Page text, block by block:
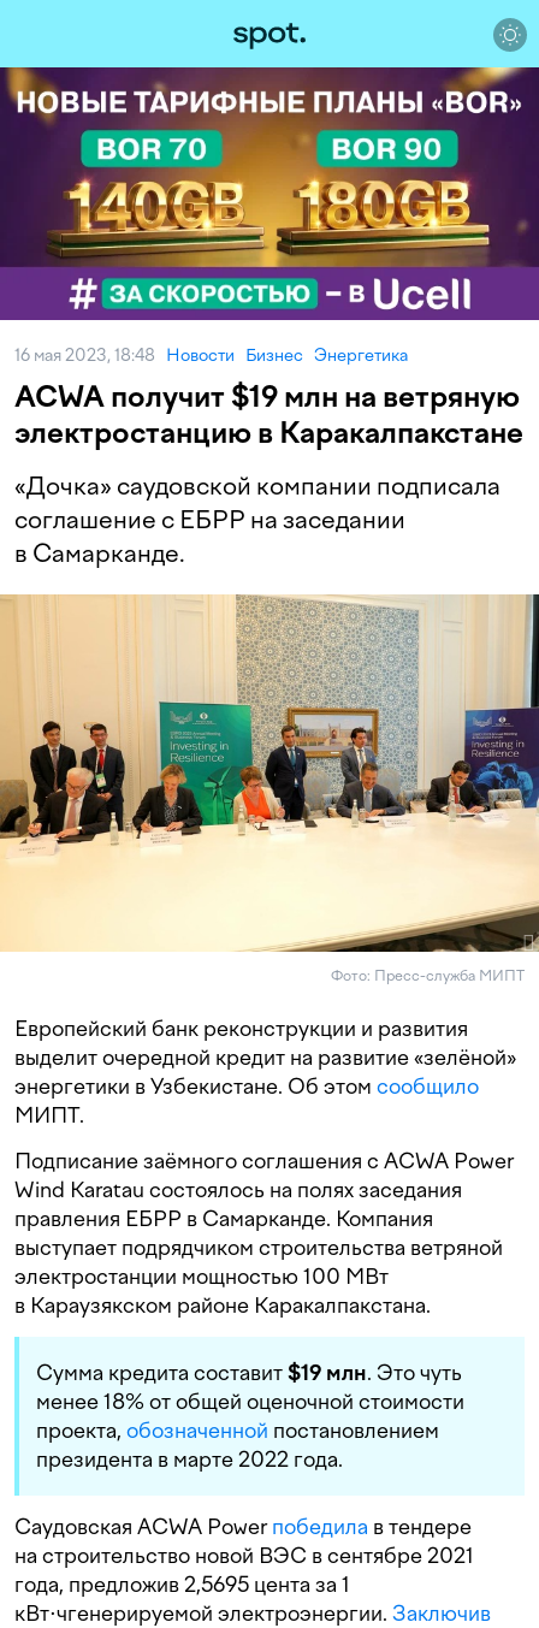
16 мая 2023, 18:48 Новости Бизнес Энергетика
ACWA получит $19 млн на ветряную
электростанцию в Каракалпакстане
«Дочка» саудовской компании подписала
соглашение с ЕБРР на заседании
в Самарканде.
Фото: Пресс-служба МИПТ
Европейский банк реконструкции и развития
выделит очередной кредит на развитие «зелёной»
энергетики в Узбекистане. Об этом сообщило
МИПТ.
Подписание заёмного соглашения с ACWA Power
Wind Karatau состоялось на полях заседания
правления ЕБРР в Самарканде. Компания
выступает подрядчиком строительства ветряной
электростанции мощностью 100 МВт
в Караузякском районе Каракалпакстана.
Сумма кредита составит$19 млн. Это чуть
менее 18% от общей оценочной стоимости
проекта, обозначенной постановлением
президента в марте 2022 года.
Саудовская ACWA Powerпобедила в тендере
на строительство новой ВЭС в сентябре 2021
года, предложив 2,5695 цента за 1
кВт⋅чгенерируемой электроэнергии. Заключив